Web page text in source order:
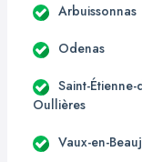
Arbuissonnas
Odenas
Saint-Étienne-
Oullières
Vaux-en-